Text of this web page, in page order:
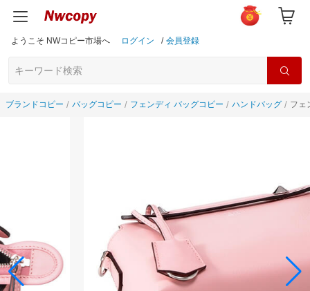
ようこそ NWコピー市場へ ログイン / 会員登録
ブランドコピー バッグコピー フェンディ バッグコピー ハンドバッグ フェ